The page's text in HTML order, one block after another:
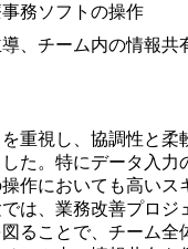
務ソフトの操作
、チーム内の情報共
重視し、協調性と柔
た。特にデータ入力
作においても高いス
は、業務改善プロジ
ることで、チーム全